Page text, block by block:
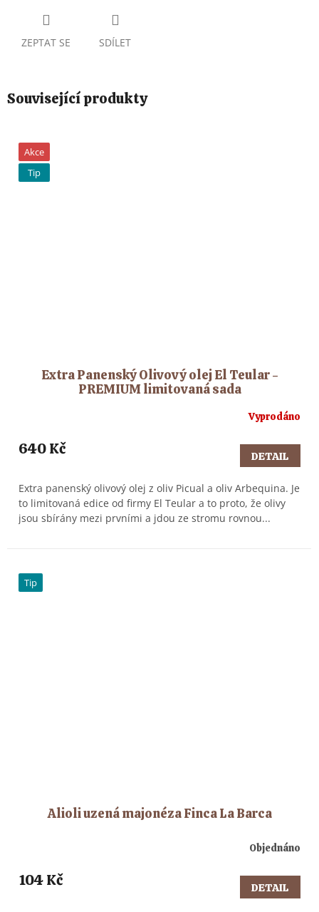
ZEPTAT SE SDÍLET
Související produkty
Akce
Tip
Extra Panenský Olivový olej El Teular -
PREMIUM limitovaná sada
Vyprodáno
640 Kč DETAIL
Extra panenský olivový olej z oliv Picual a oliv Arbequina. Je
to limitovaná edice od firmy El Teular a to proto, že olivy
jsou sbírány mezi prvními a jdou ze stromu rovnou...
Tip
Alioli uzená majonéza Finca La Barca
produktu
Objednáno
104 Kč DETAIL